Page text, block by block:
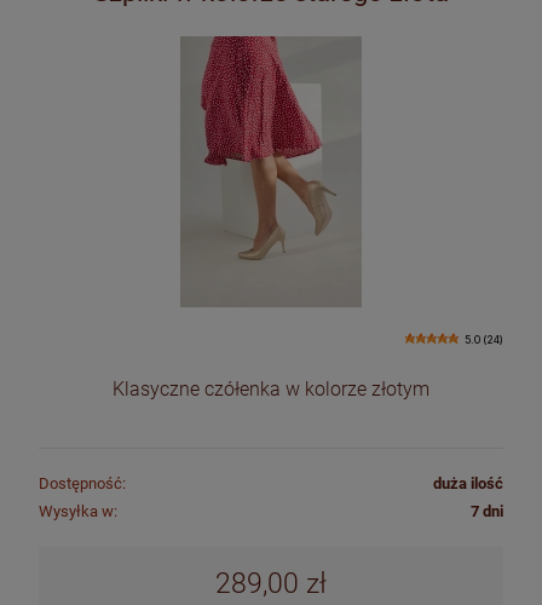
5.0 (24)
Klasyczne czółenka w kolorze złotym
Dostępność:
duża ilość
Wysyłka w:
7 dni
289,00 zł